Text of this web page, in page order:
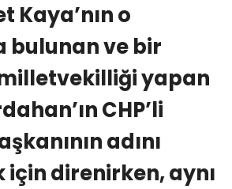
Kaya’nın o
bulunan ve bir
yapan
CHP’li
adını
direnirken, aynı